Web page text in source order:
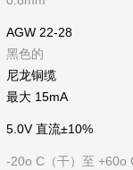
AGW 22-28
黑色的
尼龙铜缆
最大 15mA
5.0V 直流±10%
-20o C（干）至 +60o